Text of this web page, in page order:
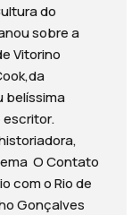
do
sobre a
Vitorino
belíssima
escritor.
O Contato
com o Rio de
Gonçalves